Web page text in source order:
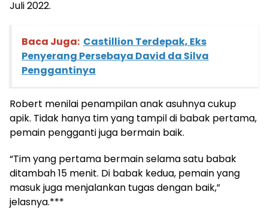
Juli 2022.
Baca Juga: Castillion Terdepak, Eks
Penyerang Persebaya David da Silva
Penggantinya
Robert menilai penampilan anak asuhnya cukup
apik. Tidak hanya tim yang tampil di babak pertama,
pemain pengganti juga bermain baik.
“Tim yang pertama bermain selama satu babak
ditambah 15 menit. Di babak kedua, pemain yang
masuk juga menjalankan tugas dengan baik,”
jelasnya.***